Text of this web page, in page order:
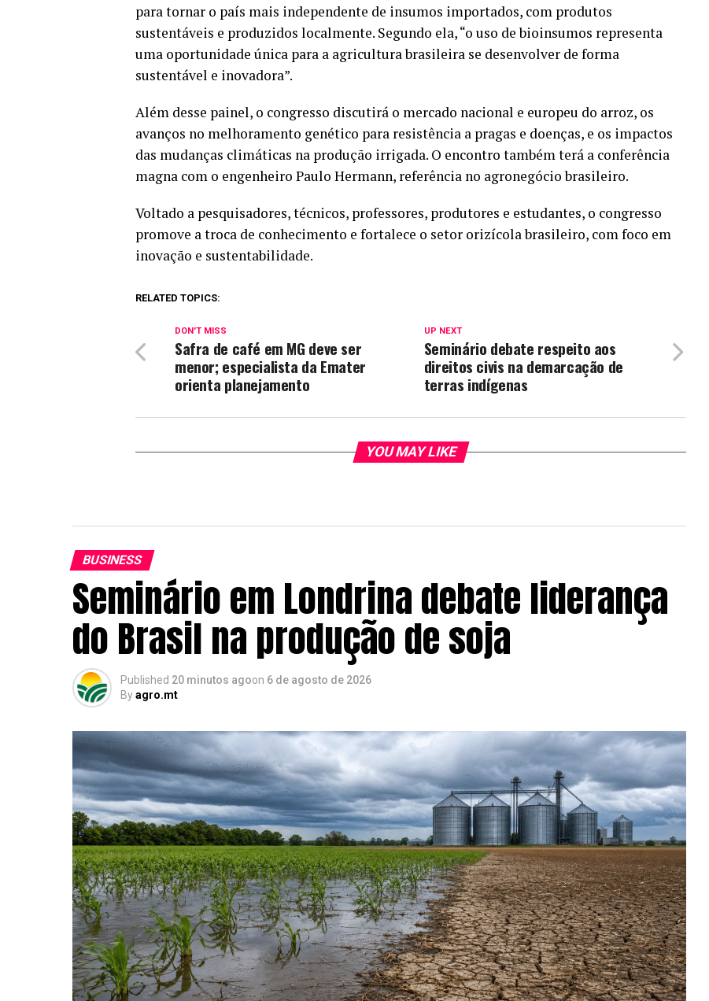
para tornar o país mais independente de insumos importados, com produtos
sustentáveis e produzidos localmente. Segundo ela, “o uso de bioinsumos representa
uma oportunidade única para a agricultura brasileira se desenvolver de forma
sustentável e inovadora”.
Além desse painel, o congresso discutirá o mercado nacional e europeu do arroz, os
avanços no melhoramento genético para resistência a pragas e doenças, e os impactos
das mudanças climáticas na produção irrigada. O encontro também terá a conferência
magna com o engenheiro Paulo Hermann, referência no agronegócio brasileiro.
Voltado a pesquisadores, técnicos, professores, produtores e estudantes, o congresso
promove a troca de conhecimento e fortalece o setor orizícola brasileiro, com foco em
inovação e sustentabilidade.
RELATED TOPICS:
UP NEXT
Seminário debate respeito aos
direitos civis na demarcação de
terras indígenas
DON'T MISS
Safra de café em MG deve ser
menor; especialista da Emater
orienta planejamento
YOU MAY LIKE
BUSINESS
Seminário em Londrina debate liderança
do Brasil na produção de soja
Published 20 minutos agoon 6 de agosto de 2026
Byagro.mt